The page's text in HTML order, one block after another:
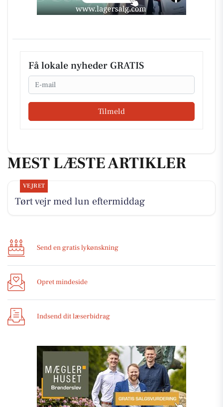
Få lokale nyheder GRATIS
Email
Tilmeld
MEST LÆSTE ARTIKLER
VEJRET
Tørt vejr med lun eftermiddag
Send en gratis lykønskning
Opret mindeside
Indsend dit læserbidrag